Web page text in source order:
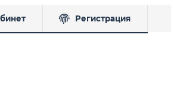
Регистрация